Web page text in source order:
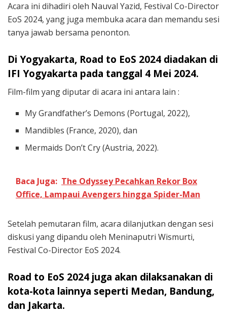
Acara ini dihadiri oleh Nauval Yazid, Festival Co-Director
EoS 2024, yang juga membuka acara dan memandu sesi
tanya jawab bersama penonton.
Di Yogyakarta, Road to EoS 2024 diadakan di
IFI Yogyakarta pada tanggal 4 Mei 2024.
Film-film yang diputar di acara ini antara lain :
My Grandfather’s Demons (Portugal, 2022),
Mandibles (France, 2020), dan
Mermaids Don’t Cry (Austria, 2022).
Baca Juga: The Odyssey Pecahkan Rekor Box
Office, Lampaui Avengers hingga Spider-Man
Setelah pemutaran film, acara dilanjutkan dengan sesi
diskusi yang dipandu oleh Meninaputri Wismurti,
Festival Co-Director EoS 2024.
Road to EoS 2024 juga akan dilaksanakan di
kota-kota lainnya seperti Medan, Bandung,
dan Jakarta.